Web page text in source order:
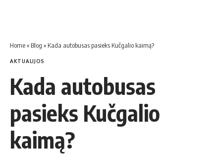
Home» Blog » Kada autobusas pasieks Kučgalio kaimą?
AKTUALIJOS
Kada autobusas
pasieks Kučgalio
kaimą?